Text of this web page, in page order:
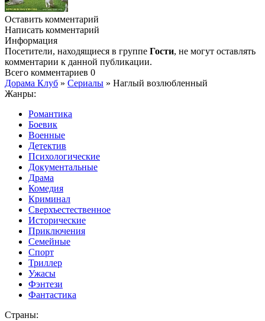
Оставить комментарий
Написать комментарий
Информация
Посетители, находящиеся в группе Гости, не могут оставлять
комментарии к данной публикации.
Всего комментариев 0
Дорама Клуб » Сериалы » Наглый возлюбленный
Жанры:
Романтика
Боевик
Военные
Детектив
Психологические
Документальные
Драма
Комедия
Криминал
Сверхъестественное
Исторические
Приключения
Семейные
Спорт
Триллер
Ужасы
Фэнтези
Фантастика
Страны: